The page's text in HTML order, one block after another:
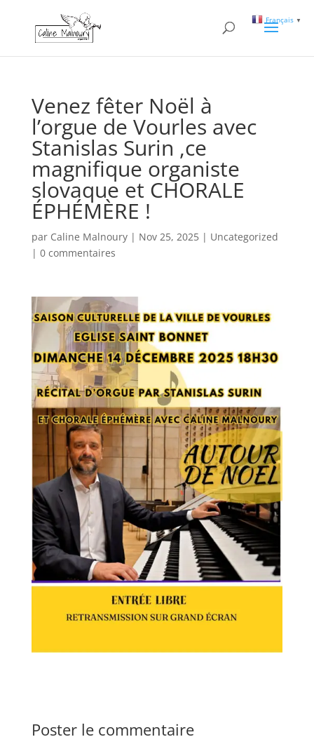
Venez fêter Noël à
l’orgue de Vourles avec
Stanislas Surin ,ce
magnifique organiste
slovaque et CHORALE
ÉPHÉMÈRE !
par Caline Malnoury| Nov 25, 2025| Uncategorized
| 0 commentaires
Poster le commentaire
Français ▼